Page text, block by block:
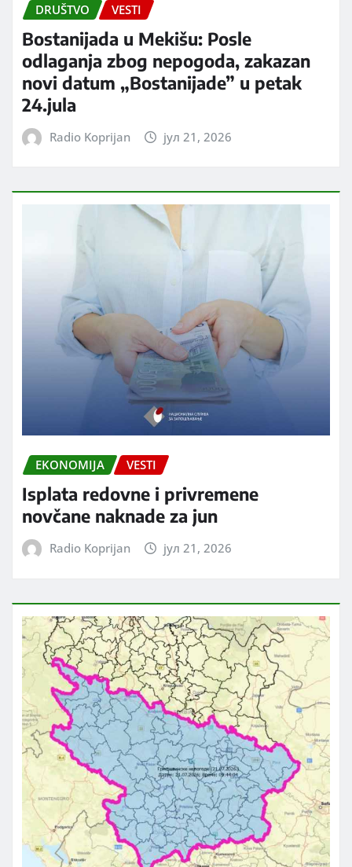
DRUŠTVO VESTI
Bostanijada u Mekišu: Posle
odlaganja zbog nepogoda, zakazan
novi datum „Bostanijade” u petak
24.jula
Radio Koprijan јул 21, 2026
EKONOMIJA VESTI
Isplata redovne i privremene
novčane naknade za jun
Radio Koprijan јул 21, 2026